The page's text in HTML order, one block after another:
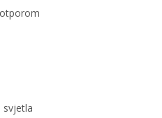
svjetla